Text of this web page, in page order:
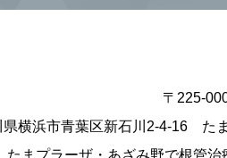
〒225-
県横浜市青葉区新石川2-4-16 た
たまプラーザ・あざみ野で根管治